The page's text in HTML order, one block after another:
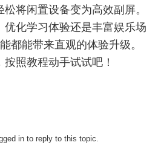
将闲置设备变为高效副屏。
优化学习体验还是丰富娱乐场
都能带来直观的体验升级。
照教程动手试试吧！
in to reply to this topic.